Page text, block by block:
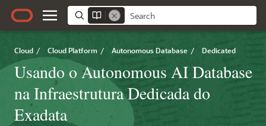
Cloud / Cloud Platform / Autonomous Database / Dedicated
Usando o Autonomous AI Database
na Infraestrutura Dedicada do
Exadata